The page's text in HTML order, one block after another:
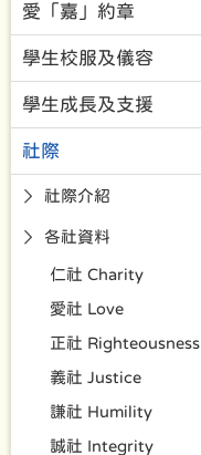
愛「嘉」約章
學生校服及儀容
學生成長及支援
社際
社際介紹
各社資料
仁社 Charity
愛社 Love
正社 Righteousness
義社 Justice
謙社 Humility
誠社 Integrity